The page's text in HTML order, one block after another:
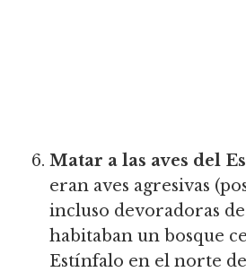
Matar a las aves del
eran aves agresivas
incluso devoradoras
habitaban un bosque
Estínfalo en el norte